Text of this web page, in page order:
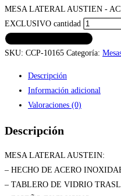
MESA LATERAL AUSTIEN -
EXCLUSIVO cantidad
SKU: CCP-10165 Categoría:
Descripción
Información adicional
Valoraciones (0)
Descripción
MESA LATERAL AUSTEIN:
– HECHO DE ACERO
– TABLERO DE VIDRIO